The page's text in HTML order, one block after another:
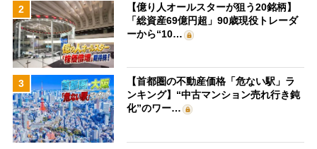
2
【億り人オールスターが狙う20銘柄】
「総資産69億円超」90歳現役トレーダ
ーから“10…
3
【首都圏の不動産価格「危ない駅」ラ
ンキング】“中古マンション売れ行き鈍
化”のワー…